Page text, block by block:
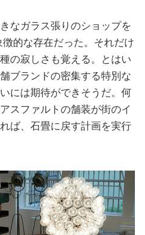
なガラス張りのショップを
的な存在だった。それだけ
の寂しさも覚える。とはい
ブランドの密集する特別な
には期待ができそうだ。何
スファルトの舗装が街のイ
ば、石畳に戻す計画を実行